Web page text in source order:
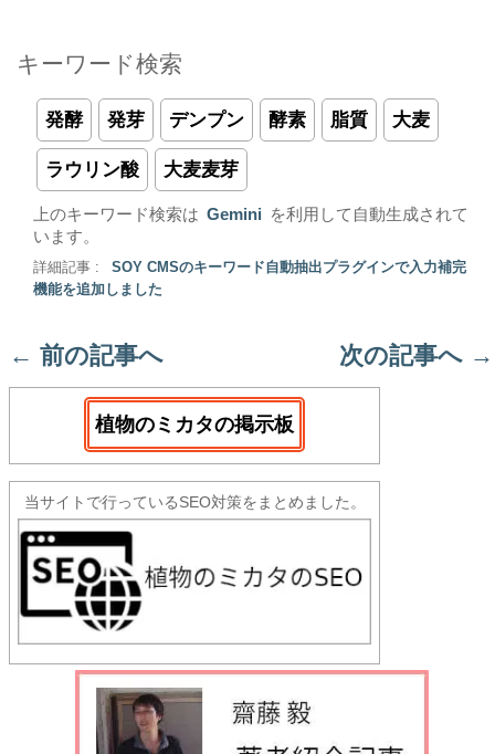
キーワード検索
発酵 発芽 デンプン 酵素 脂質 大麦
ラウリン酸 大麦麦芽
上のキーワード検索は Gemini
を利用して自動生成されて
います。
詳細記事 :
SOY CMSのキーワード自動抽出プラグインで入力補完
機能を追加しました
← 前の記事へ 次の記事へ →
植物のミカタの掲示板
当サイトで行っているSEO対策をまとめました。